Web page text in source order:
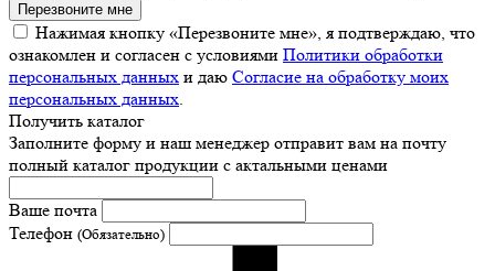
Перезвоните мне
Нажимая кнопку «Перезвоните мне», я подтверждаю, что
ознакомлен и согласен с условиями Политики обработки
персональных данных и даю Согласие на обработку моих
персональных данных.
Получить каталог
Заполните форму и наш менеджер отправит вам на почту
полный каталог продукции с актальными ценами
Ваше почта
Телефон (Обязательно)